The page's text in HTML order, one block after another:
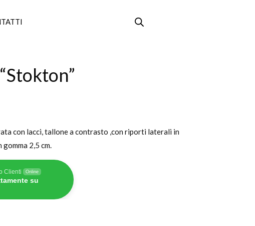
con lacci, tallone a contrasto ,con riporti laterali in
2,5 cm.
Clienti Online
su